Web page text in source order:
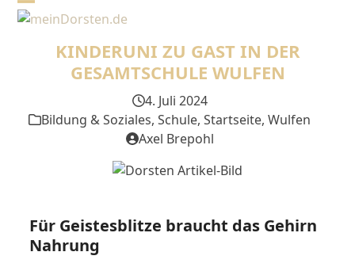
SkipOpen
mobile
Close
mobileKINDERUNI ZU GAST IN DER
GESAMTSCHULE WULFEN
4. Juli 2024
Bildung & Soziales, Schule, Startseite, Wulfen
Axel Brepohl
Für Geistesblitze braucht das Gehirn
Nahrung